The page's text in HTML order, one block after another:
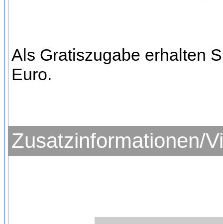
Als Gratiszugabe erhalten
Euro.
Zusatzinformationen/